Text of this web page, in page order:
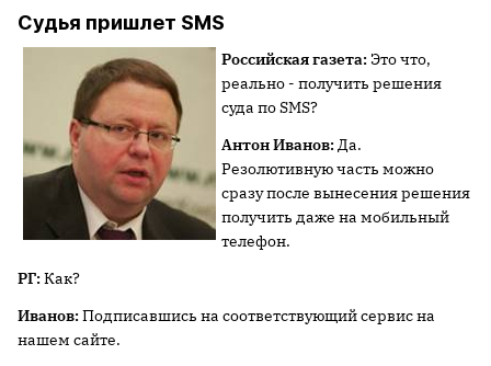
Судья пришлет SMS
Российская газета: Это что,
реально - получить решения
суда по SMS?
Антон Иванов:Да.
Резолютивную часть можно
сразу после вынесения решения
получить даже на мобильный
телефон.
РГ:Как?
Иванов:Подписавшись на соответствующий сервис на
нашем сайте.